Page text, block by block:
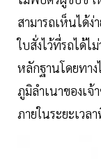
สามารถเห็นได้ง่
ใบสั่งไว้ที่รถได้ไ
หลักฐานโดยทา
ภูมิลำเนาของเจ้
ภายในระยะเวล